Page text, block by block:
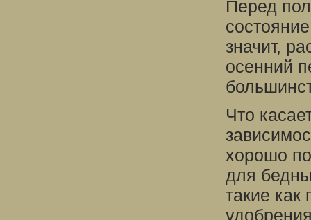
Перед
значит,
осенний
Что
хорошо
для
такие